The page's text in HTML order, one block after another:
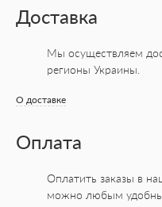
Доставка
Мы осуществляем
регионы Украины.
О доставке
Оплата
Оплатить заказы в
можно любым